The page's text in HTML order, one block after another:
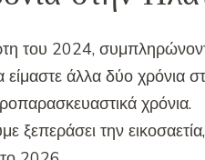
του 2024,
άλλα δύο χρόνια
χρόνια.
ξεπεράσει την